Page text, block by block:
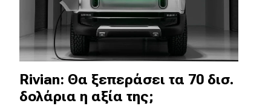
Rivian: Θα ξεπεράσει τα 70 δισ.
δολάρια η αξία της;